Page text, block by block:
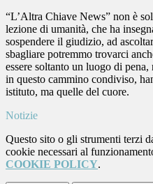
“L’Altra Chiave News” non è
lezione di umanità, che ha
sospendere il giudizio, ad
sbagliare potremmo trovarci
essere soltanto un luogo di
in questo cammino condiviso,
istituto, ma quelle del cuore.
Notizie
Questo sito o gli strumenti terzi
cookie necessari al
COOKIE POLICY.